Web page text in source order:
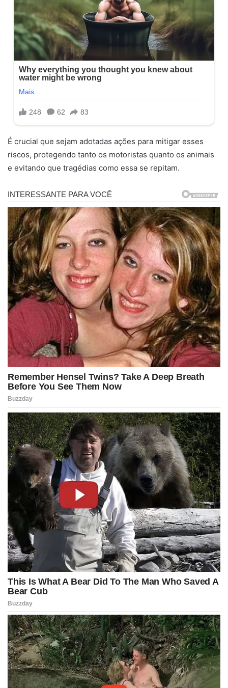
É crucial que sejam adotadas ações para mitigar esses
riscos, protegendo tanto os motoristas quanto os animais
e evitando que tragédias como essa se repitam.